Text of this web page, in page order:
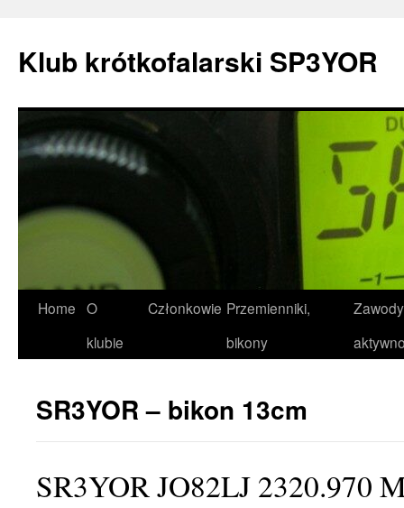
treści
Klub krótkofalarski SP3YOR
Home O
klubie
Członkowie Przemienniki,
bikony
SR3YOR – bikon 13cm
SR3YOR JO82LJ 2320.970